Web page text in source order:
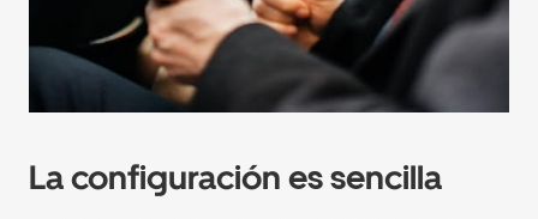
La configuración es sencilla